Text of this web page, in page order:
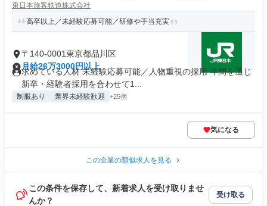
東日本旅客鉄道株式会社
高卒以上／未経験応募可能／研修や手当充実
〒140-0001東京都品川区
月給26万3000円以上
求めている人材 未経験応募可能／人物重視の採用 年間を通じ
新卒・経験者採用を合わせて1...
制服あり 業界未経験歓迎 +25個
気になる
この企業の類似求人を見る
この条件を保存して、新着求人を受け取りませ
んか？
受け取る